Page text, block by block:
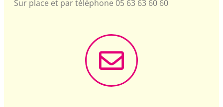
Sur place et par téléphone 05 63 63 60 60